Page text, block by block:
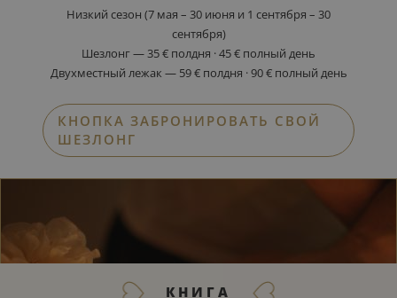
КНИГА
Низкий сезон (7 мая – 30 июня и 1 сентября – 30
сентября)
Шезлонг — 35 € полдня · 45 € полный день
Двухместный лежак — 59 € полдня · 90 € полный день
КНОПКА ЗАБРОНИРОВАТЬ СВОЙ
ШЕЗЛОНГ